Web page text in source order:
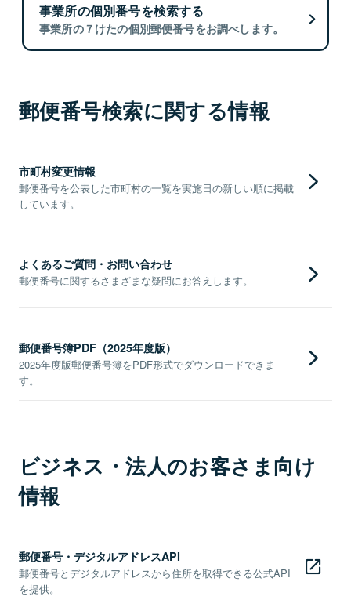
事業所の個別番号を検索する
事業所の７けたの個別郵便番号をお調べします。
郵便番号検索に関する情報
市町村変更情報
郵便番号を公表した市町村の一覧を実施日の新しい順に掲載
しています。
よくあるご質問・お問い合わせ
郵便番号に関するさまざまな疑問にお答えします。
郵便番号簿PDF（2025年度版）
2025年度版郵便番号簿をPDF形式でダウンロードできま
す。
ビジネス・法人のお客さま向け
情報
郵便番号・デジタルアドレスAPI
郵便番号とデジタルアドレスから住所を取得できる公式API
を提供。